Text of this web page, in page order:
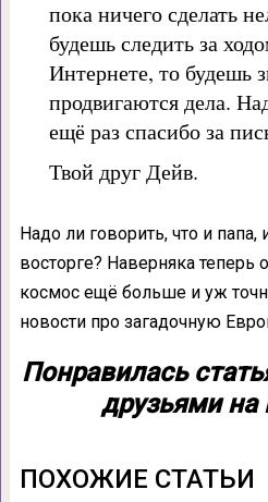
пока ничего сделать
будешь следить за
Интернете, то будешь
продвигаются дела.
ещё раз спасибо за
Твой друг Дейв.
Надо ли говорить, что и
восторге? Наверняка теперь
космос ещё больше и уж
новости про загадочную
Понравилась
друзьями на
ПОХОЖИЕ СТАТЬИ